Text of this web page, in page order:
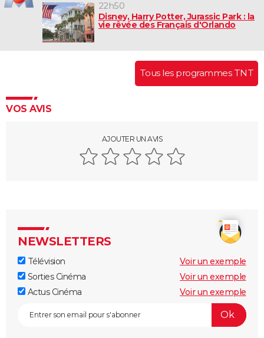
22h50
Disney, Harry Potter, Jurassic Park : la
vie rêvée des Français d'Orlando
Tous les programmes TNT
VOS AVIS
AJOUTER UN AVIS
NEWSLETTERS
Télévision
Voir un exemple
Sorties Cinéma
Voir un exemple
Actus Cinéma
Voir un exemple